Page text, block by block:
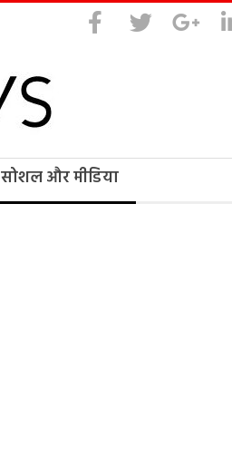
सोशल और मीडिया